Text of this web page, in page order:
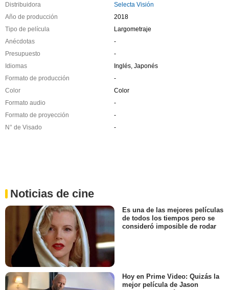
Distribuidora
Selecta Visión
Año de producción
2018
Tipo de película
Largometraje
Anécdotas
-
Presupuesto
-
Idiomas
Inglés, Japonés
Formato de producción
-
Color
Color
Formato audio
-
Formato de proyección
-
N° de Visado
-
Noticias de cine
Es una de las mejores películas
de todos los tiempos pero se
consideró imposible de rodar
Hoy en Prime Video: Quizás la
mejor película de Jason